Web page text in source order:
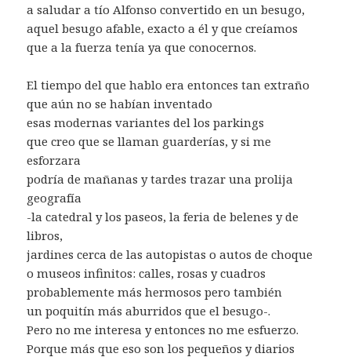
a saludar a tío Alfonso convertido en un besugo,
aquel besugo afable, exacto a él y que creíamos
que a la fuerza tenía ya que conocernos.
El tiempo del que hablo era entonces tan extraño
que aún no se habían inventado
esas modernas variantes del los parkings
que creo que se llaman guarderías, y si me
esforzara
podría de mañanas y tardes trazar una prolija
geografía
-la catedral y los paseos, la feria de belenes y de
libros,
jardines cerca de las autopistas o autos de choque
o museos infinitos: calles, rosas y cuadros
probablemente más hermosos pero también
un poquitín más aburridos que el besugo-.
Pero no me interesa y entonces no me esfuerzo.
Porque más que eso son los pequeños y diarios